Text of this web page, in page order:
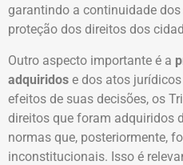
garantindo a continuidade
proteção dos direitos dos
Outro aspecto importante é a
adquiridos e dos atos
efeitos de suas decisões, os
direitos que foram adquiridos
normas que, posteriormente,
inconstitucionais. Isso é